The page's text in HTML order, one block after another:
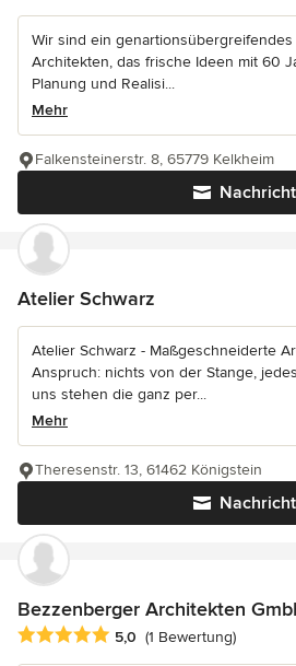
Wir sind ein genartionsübergreifendes
Architekten, das frische Ideen mit 60
Planung und Realisi...
Mehr
Nachricht
Falkensteinerstr. 8, 65779 Kelkheim
Atelier Schwarz
Atelier Schwarz - Maßgeschneiderte
Anspruch: nichts von der Stange,
uns stehen die ganz per...
Mehr
Nachricht
Theresenstr. 13, 61462 Königstein
Bezzenberger Architekten
Durchschnittliche Bewertung: 5 von
5,0 (1 Bewertung)